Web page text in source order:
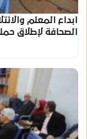
ابداع المعلم
الصحافة لإطلاق